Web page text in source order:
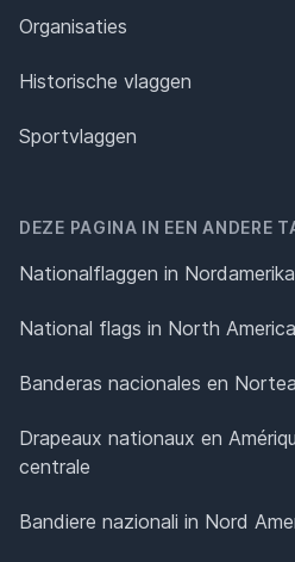
Organisaties
Historische vlaggen
Sportvlaggen
DEZE PAGINA IN EEN ANDERE
Nationalflaggen in
National flags in North
Banderas nacionales en
Drapeaux nationaux en
centrale
Bandiere nazionali in Nord